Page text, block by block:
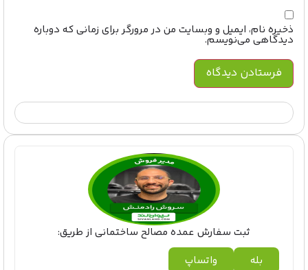
ذخیره نام، ایمیل و وبسایت من در مرورگر برای زمانی که دوباره
دیدگاهی می‌نویسم.
ثبت سفارش عمده مصالح ساختمانی از طریق:
بله
واتساپ